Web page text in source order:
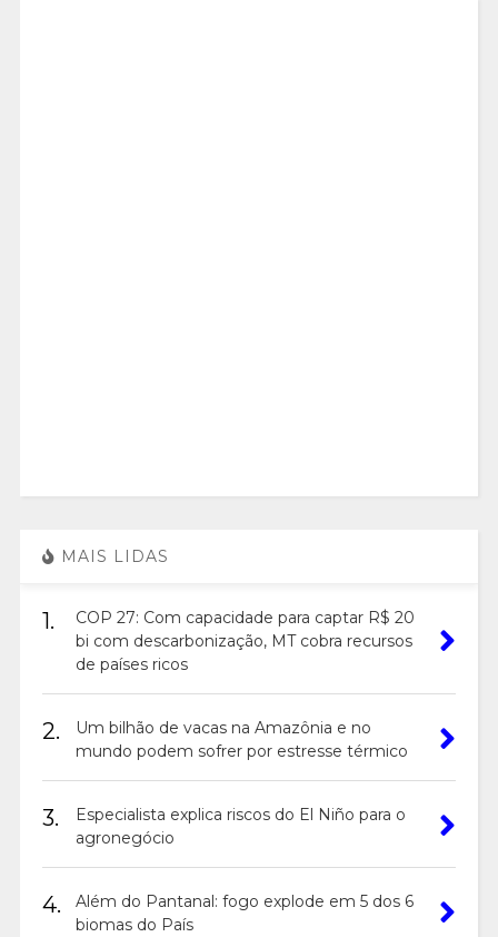
MAIS LIDAS
1.
COP 27: Com capacidade para captar R$ 20
bi com descarbonização, MT cobra recursos
de países ricos
2.
Um bilhão de vacas na Amazônia e no
mundo podem sofrer por estresse térmico
3.
Especialista explica riscos do El Niño para o
agronegócio
4.
Além do Pantanal: fogo explode em 5 dos 6
biomas do País